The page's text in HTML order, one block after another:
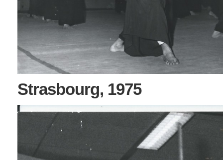
Strasbourg, 1975